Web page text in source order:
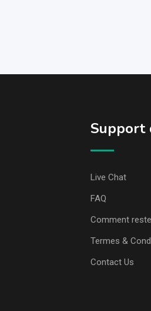
Support
Live Chat
FAQ
Comment
Termes &
Contact Us